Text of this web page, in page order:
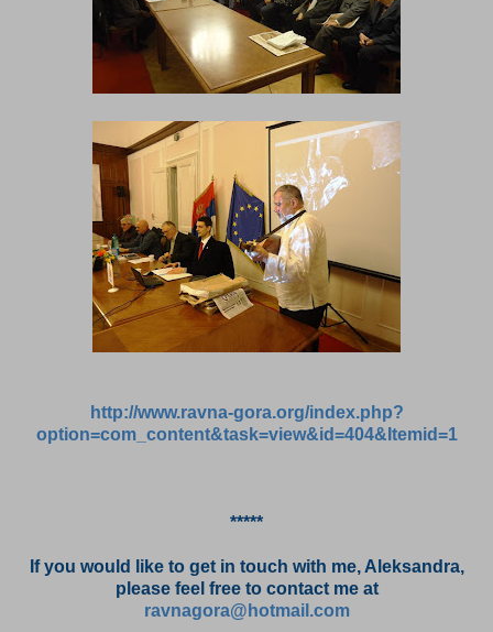
http://www.ravna-gora.org/index.php?
option=com_content&task=view&id=404&Itemid=1
*****
If you would like to get in touch with me, Aleksandra,
please feel free to contact me at
ravnagora@hotmail.com